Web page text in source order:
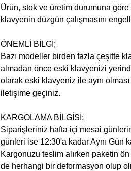
Ürün, stok ve üretim durumuna göre
klavyenin düzgün çalışmasını
ÖNEMLİ BİLGİ;
Bazı modeller birden fazla çeşitte
almadan önce eski klavyenizi
olarak eski klavyeniz ile aynı
iletişime geçiniz.
KARGOLAMA BİLGİSİ;
Siparişleriniz hafta içi mesai
günleri ise 12:30'a kadar Aynı Gün
Kargonuzu teslim alırken paketin
de herhangi bir deformasyon olup